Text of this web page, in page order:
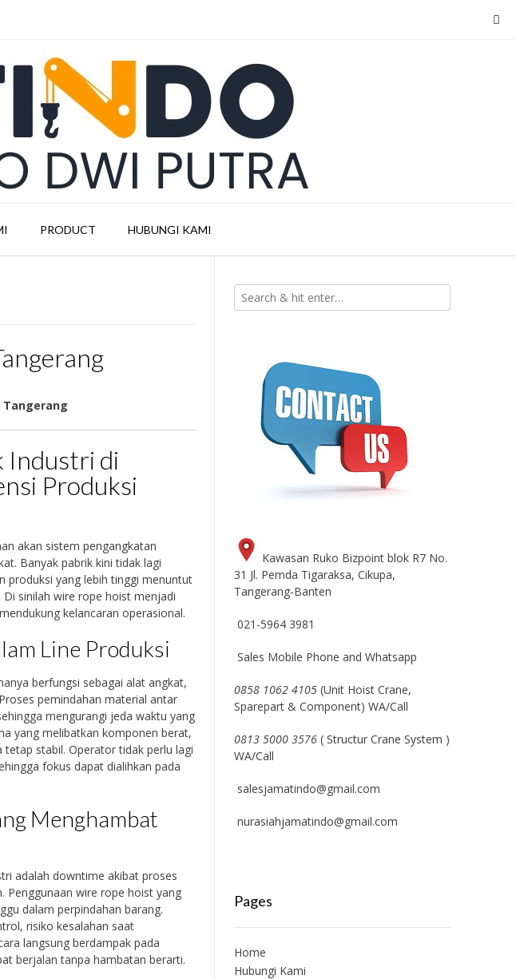
PRODUCT HUBUNGI KAMI
Tangerang
Industri di
Produksi
akan sistem pengangkatan
Banyak pabrik kini tidak lagi
produksi yang lebih tinggi menuntut
sinilah wire rope hoist menjadi
kelancaran operasional.
Line Produksi
berfungsi sebagai alat angkat,
pemindahan material antar
mengurangi jeda waktu yang
yang melibatkan komponen berat,
stabil. Operator tidak perlu lagi
fokus dapat dialihkan pada
Menghambat
adalah downtime akibat proses
Penggunaan wire rope hoist yang
dalam perpindahan barang.
risiko kesalahan saat
langsung berdampak pada
berjalan tanpa hambatan berarti.
Kawasan Ruko Bizpoint blok R7 No.
31 Jl. Pemda Tigaraksa, Cikupa,
Tangerang-Banten
021-5964 3981
Sales Mobile Phone and Whatsapp
0858 1062 4105(Unit Hoist Crane,
Sparepart & Component) WA/Call
0813 5000 3576( Structur Crane System )
WA/Call
salesjamatindo@gmail.com
nurasiahjamatindo@gmail.com
Pages
Home
Hubungi Kami